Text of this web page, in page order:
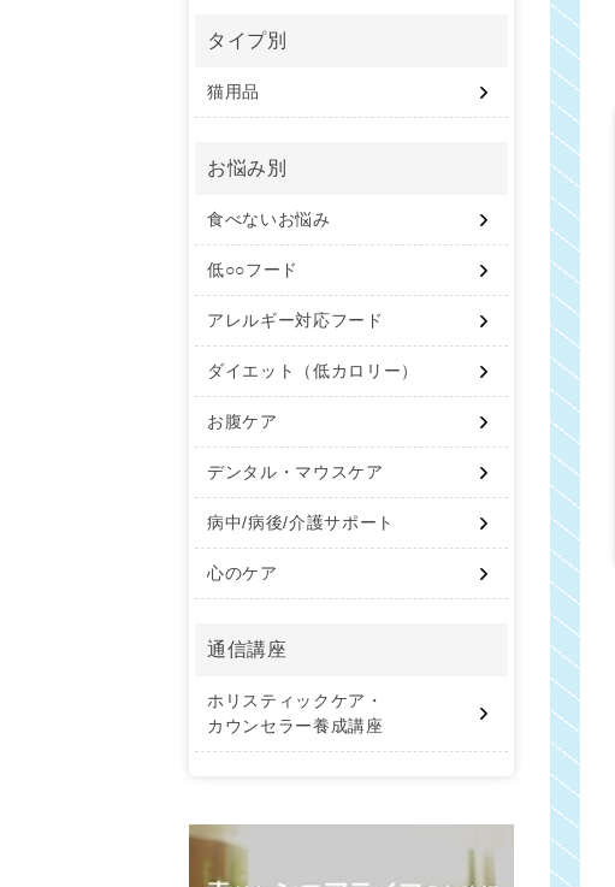
タイプ別
猫用品
お悩み別
食べないお悩み
低○○フード
アレルギー対応フード
ダイエット（低カロリー）
お腹ケア
デンタル・マウスケア
病中/病後/介護サポート
心のケア
通信講座
ホリスティックケア・
カウンセラー養成講座